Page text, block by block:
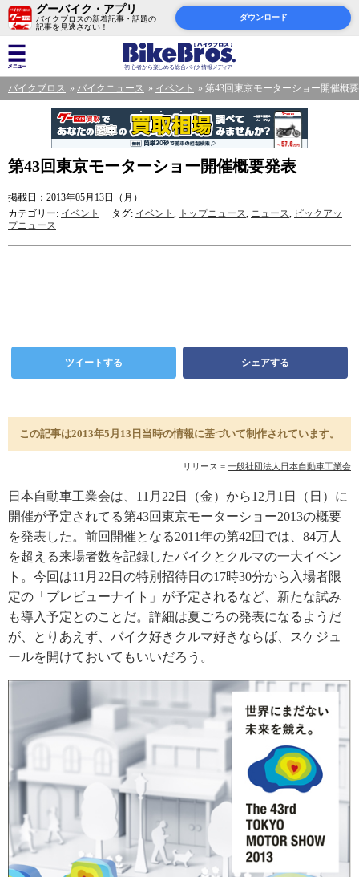
グーバイク・アプリ
バイクブロスの新着記事・話題の
記事を見逃さない！
ダウンロード
バイクブロス バイクニュース イベント 第43回東京モーターショー開催概
第43回東京モーターショー開催概要発表
掲載日：2013年05月13日（月）
カテゴリー: イベント タグ: イベント , トップニュース, ニュース, ピックアッ
プニュース
ツイートする シェアする
この記事は2013年5月13日当時の情報に基づいて制作されています。
リリース = 一般社団法人日本自動車工業会
日本自動車工業会は、11月22日（金）から12月1日（日）に
開催が予定されてる第43回東京モーターショー2013の概要
を発表した。前回開催となる2011年の第42回では、84万人
を超える来場者数を記録したバイクとクルマの一大イベン
ト。今回は11月22日の特別招待日の17時30分から入場者限
定の「プレビューナイト」が予定されるなど、新たな試み
も導入予定とのことだ。詳細は夏ごろの発表になるようだ
が、とりあえず、バイク好きクルマ好きならば、スケジュ
ールを開けておいてもいいだろう。